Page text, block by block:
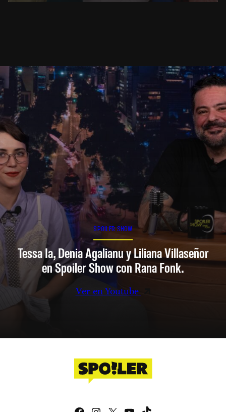
SPOILER SHOW
Tessa Ia, Denia Agalianu y Liliana Villaseñor
en Spoiler Show con Rana Fonk.
Ver en Youtube
Facebook
Instagram
X YouTube